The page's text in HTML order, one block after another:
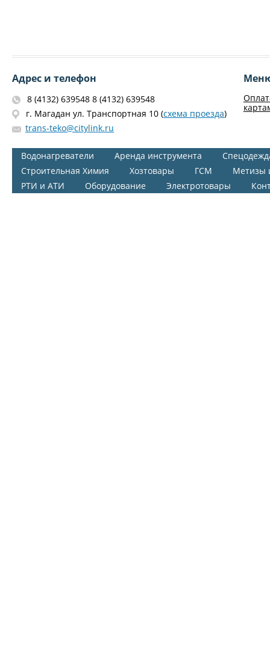
Адрес и телефон
8 (4132) 639548 8 (4132) 639548
г. Магадан ул. Транспортная 10 (схема проезда)
trans-teko@citylink.ru
Водонагреватели Аренда инструмента
Строительная Химия
Хозтовары ГСМ
Метизы
РТИ и АТИ
Оборудование Электротовары